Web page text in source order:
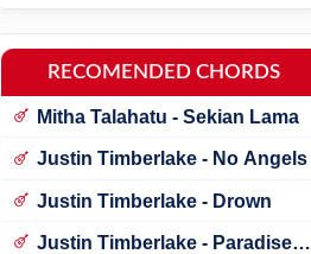
RECOMENDED CHORDS
Mitha Talahatu - Sekian Lama
Justin Timberlake - No Angels
Justin Timberlake - Drown
Justin Timberlake - Paradise ft.